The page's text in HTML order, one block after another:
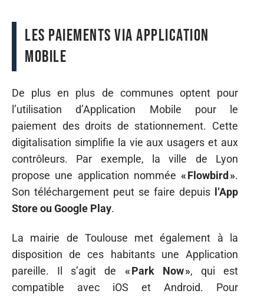
Les paiements via Application
mobile
De plus en plus de communes optent pour
l’utilisation d’Application Mobile pour le
paiement des droits de stationnement. Cette
digitalisation simplifie la vie aux usagers et aux
contrôleurs. Par exemple, la ville de Lyon
propose une application nommée « Flowbird ».
Son téléchargement peut se faire depuis l’App
Store ou Google Play.
La mairie de Toulouse met également à la
disposition de ces habitants une Application
pareille. Il s’agit de « Park Now », qui est
compatible avec iOS et Android. Pour